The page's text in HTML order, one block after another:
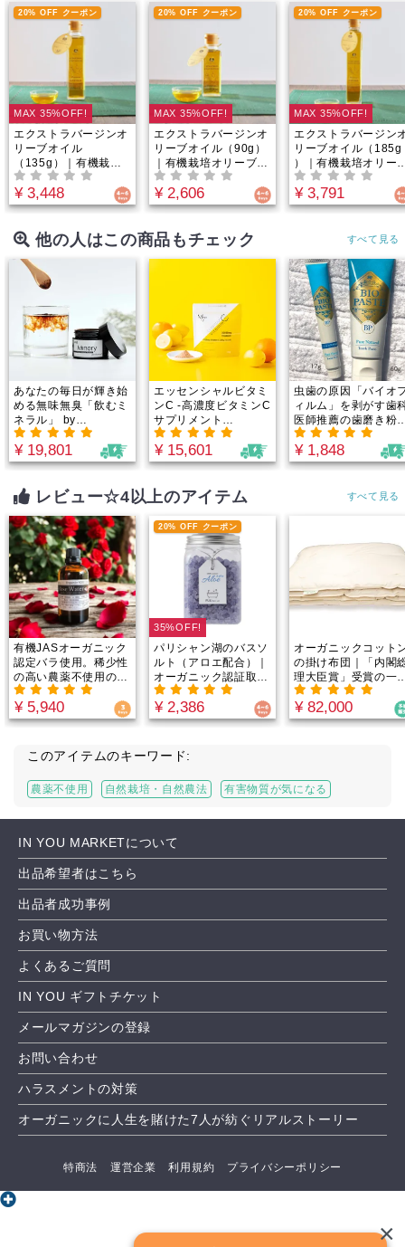
ヴィーガン・五葷フリ
ーで手軽に温活を叶え
る食養生
料栽培の究極の薬膳
やつ
MAX 35%OFF!
20% OFF クーポン
エクストラバージンオ
リーブオイル
（135g）｜有機栽培
オリーブ100%｜冷凍
搾油で鮮度バツグン！
生食にピッタリな甘い
種使用！エグみなしで
すーっと飲める「オリ
ーブのジュース」！
¥ 3,448
MAX 35%OFF!
20% OFF クーポン
エクストラバージンオ
リーブオイル（90g）
｜有機栽培オリーブ
100%｜冷凍搾油で鮮
度バツグン！生食にピ
ッタリな甘い味わいの
エグみなしですーっと
飲める「オリーブのジ
¥ 2,606
MAX 35%OFF!
20% OFF クーポン
エクストラバージン
リーブオイル（185g
）｜有機栽培オリー
100%｜冷凍搾油で鮮
度バツグン！生食に
ッタリな甘い味わい
エグみなしですーっ
ュース」！
¥ 3,791
他の人はこの商品もチェック すべて見る
あなたの毎日が輝き始
める無味無臭「飲むミ
ネラル」 by
Minery(ミネリー）カ
ナダ原生林から誕生！
重金属・農薬テスト済
月分でお得！1日188
円からのミネラル週
間。
¥ 19,801
エッセンシャルビタミ
ンC -高濃度ビタミンC
サプリメント
30000mg｜1回
1000mg、完全オーガ
ニック×非加熱のビタ
で摂取できる！by
Minery
¥ 15,601
虫歯の原因「バイオ
ィルム」を剥がす歯
医師推薦の歯磨き粉
【メンソール】
¥ 1,848
レビュー☆4以上のアイテム すべて見る
有機JASオーガニック
認定バラ使用。稀少性
の高い農薬不使用のロ
ーズウォーター
¥ 5,940
35%OFF!
20% OFF クーポン
パリシャン湖のバスソ
ルト（アロエ配合）｜
オーガニック認証取得
のアロエベラを使用！
昔から入浴剤として愛
用されていたアロエ
う！
¥ 2,386
オーガニックコット
の掛け布団｜「内閣
理大臣賞」受賞の一
寝具技能士の職人が
精込めて丁寧に仕立
た、まさに本物の布
日ぐっすり！
¥ 82,000
このアイテムのキーワード:
農薬不使用 自然栽培・自然農法 有害物質が気になる
IN YOU MARKETについて
出品希望者はこちら
出品者成功事例
お買い物方法
よくあるご質問
IN YOU ギフトチケット
メールマガジンの登録
お問い合わせ
ハラスメントの対策
オーガニックに人生を賭けた7人が紡ぐリアルストーリー
特商法 運営企業 利用規約 プライバシーポリシー
×